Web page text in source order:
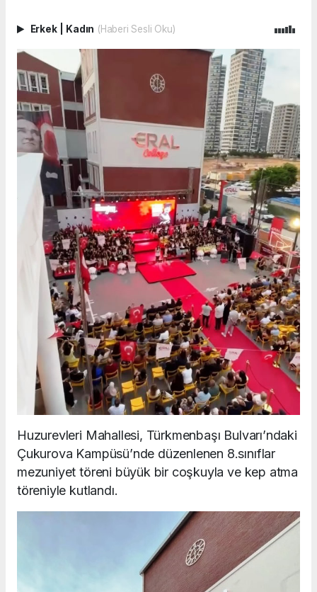
Erkek Kadın (Haberi Sesli Oku)
Huzurevleri Mahallesi, Türkmenbaşı Bulvarı’ndaki
Çukurova Kampüsü’nde düzenlenen 8.sınıflar
mezuniyet töreni büyük bir coşkuyla ve kep atma
töreniyle kutlandı.